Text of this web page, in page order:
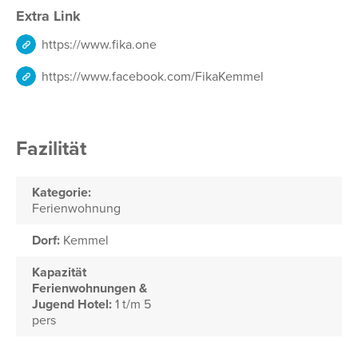
Extra Link
https://www.fika.one
https://www.facebook.com/FikaKemmel
Fazilität
Kategorie:
Ferienwohnung
Dorf: Kemmel
Kapazität
Ferienwohnungen &
Jugend Hotel: 1 t/m 5
pers